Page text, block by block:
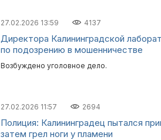
27.02.2026 13:59 4137
Директора Калининградской
по подозрению в мошенничестве
Возбуждено уголовное дело.
27.02.2026 11:57 2694
Полиция: Калининградец пытался
затем грел ноги у пламени